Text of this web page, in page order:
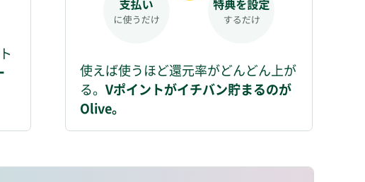
使えば使うほど還元率がどんどん上が
る。 Vポイントがイチバン貯まるのが
Olive。